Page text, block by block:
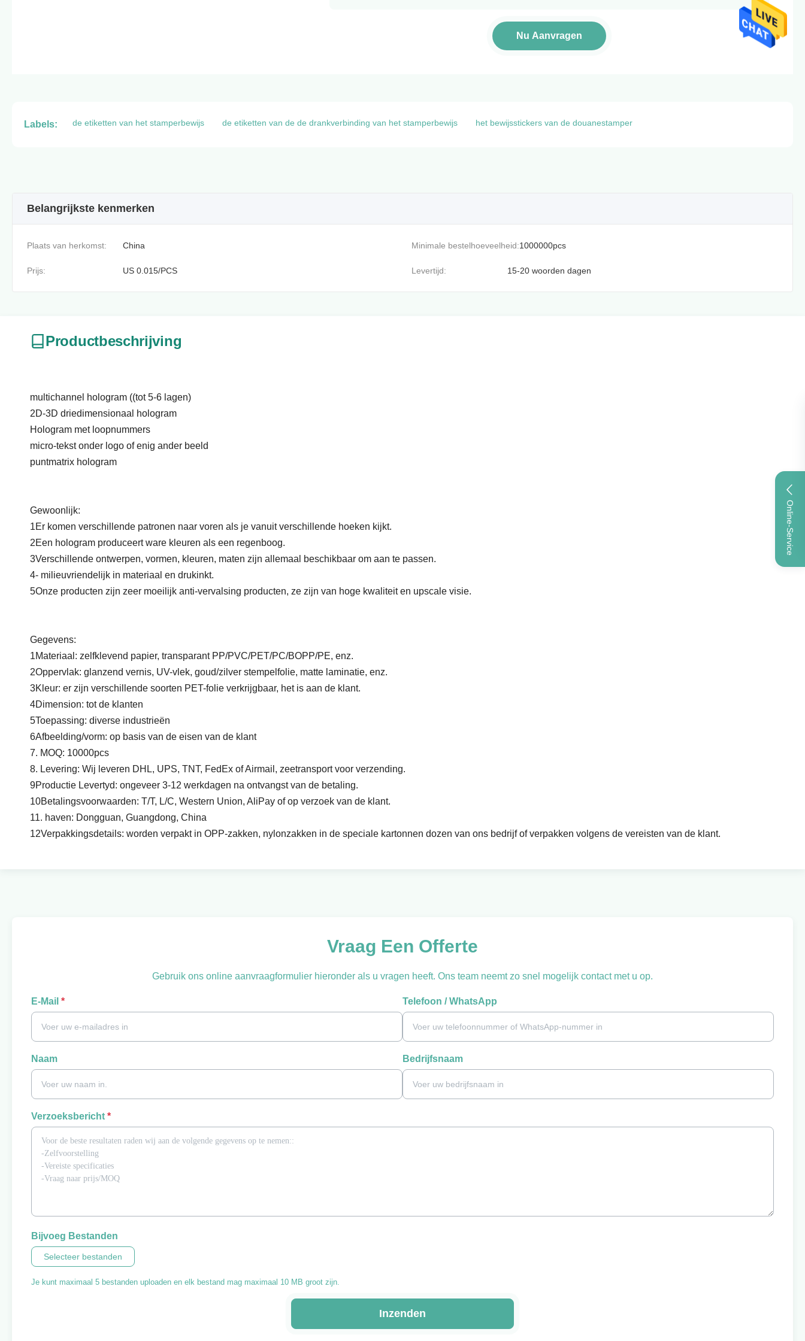
Online-Service
Nu Aanvragen
Labels: de etiketten van het stamperbewijs de etiketten van de de drankverbinding van het stamperbewijs het bewijsstickers van de douanestamper
Belangrijkste kenmerken
Plaats van herkomst: China Minimale bestelhoeveelheid:1000000pcs
Prijs: US 0.015/PCS Levertijd: 15-20 woorden dagen
Productbeschrijving
multichannel hologram ((tot 5-6 lagen)
2D-3D driedimensionaal hologram
Hologram met loopnummers
micro-tekst onder logo of enig ander beeld
puntmatrix hologram
Gewoonlijk:
1Er komen verschillende patronen naar voren als je vanuit verschillende hoeken kijkt.
2Een hologram produceert ware kleuren als een regenboog.
3Verschillende ontwerpen, vormen, kleuren, maten zijn allemaal beschikbaar om aan te passen.
4- milieuvriendelijk in materiaal en drukinkt.
5Onze producten zijn zeer moeilijk anti-vervalsing producten, ze zijn van hoge kwaliteit en upscale visie.
Gegevens:
1Materiaal: zelfklevend papier, transparant PP/PVC/PET/PC/BOPP/PE, enz.
2Oppervlak: glanzend vernis, UV-vlek, goud/zilver stempelfolie, matte lamina­tie, enz.
3Kleur: er zijn verschillende soorten PET-folie verkrijgbaar, het is aan de klant.
4Dimension: tot de klanten
5Toepassing: diverse industrieën
6Afbeelding/vorm: op basis van de eisen van de klant
7. MOQ: 10000pcs
8. Levering: Wij leveren DHL, UPS, TNT, FedEx of Airmail, zeetransport voor verzending.
9Productie Levertyd: ongeveer 3-12 werkdagen na ontvangst van de betaling.
10Betalingsvoorwaarden: T/T, L/C, Western Union, AliPay of op verzoek van de klant.
11. haven: Dongguan, Guangdong, China
12Verpakkingsdetails: worden verpakt in OPP-zakken, nylonzakken in de speciale kartonnen dozen van ons bedrijf of verpakken volgens de vereisten van de klant.
Vraag Een Offerte
Gebruik ons online aanvraagformulier hieronder als u vragen heeft. Ons team neemt zo snel mogelijk contact met u op.
E-Mail * Telefoon / WhatsApp
Naam Bedrijfsnaam
Verzoeksbericht *
Bijvoeg Bestanden
Selecteer bestanden
Je kunt maximaal 5 bestanden uploaden en elk bestand mag maximaal 10 MB groot zijn.
Inzenden